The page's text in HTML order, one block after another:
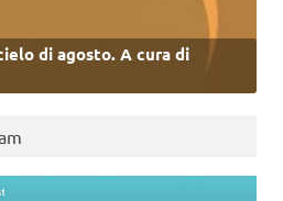
di agosto. A cura di